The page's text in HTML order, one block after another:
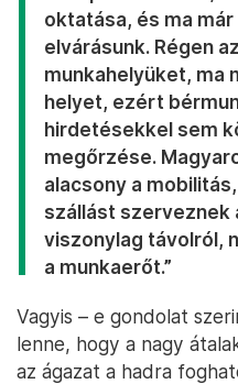
oktatása, és ma
elvárásunk. Régen
munkahelyüket, ma
helyet, ezért
hirdetésekkel sem
megőrzése.
alacsony a
szállást szerveznek
viszonylag távolról,
a munkaerőt.”
Vagyis – e gondolat
lenne, hogy a nagy
az ágazat a hadra